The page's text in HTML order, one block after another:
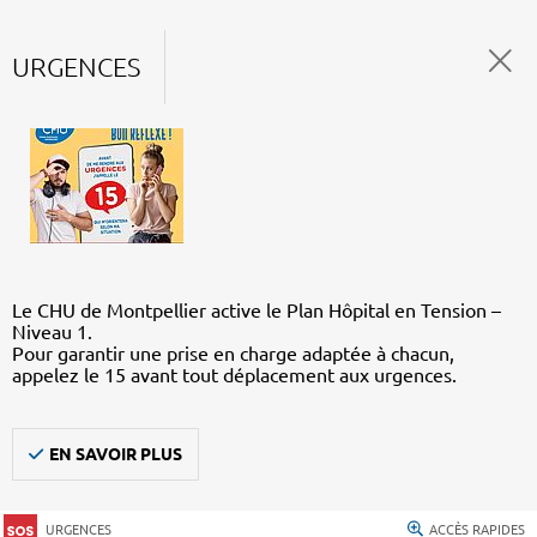
URGENCES
Le CHU de Montpellier active le Plan Hôpital en Tension –
Niveau 1.
Pour garantir une prise en charge adaptée à chacun,
appelez le 15 avant tout déplacement aux urgences.
EN SAVOIR PLUS
URGENCES ACCÈS RAPIDES